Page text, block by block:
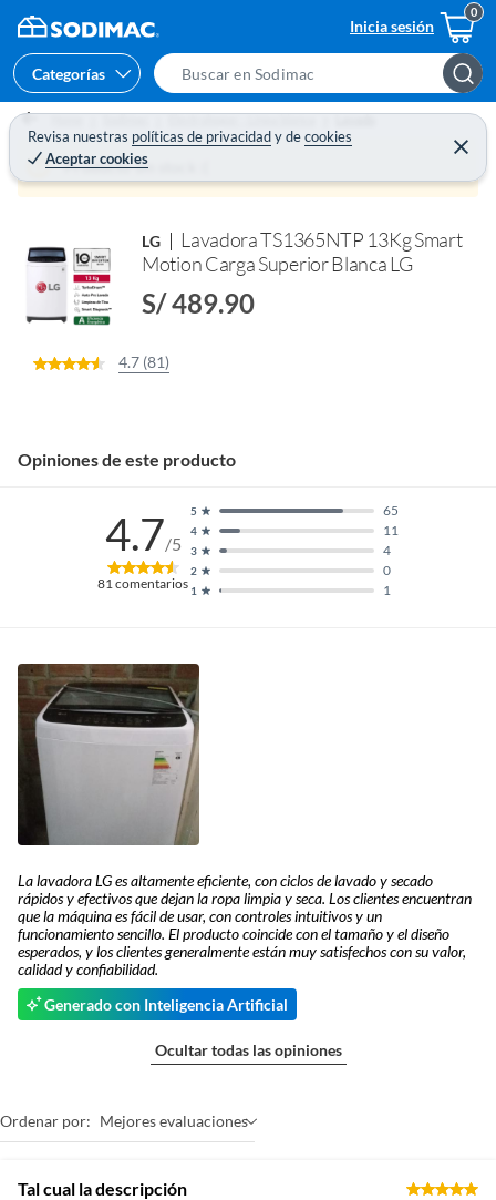
Inicia sesión
Categorías
e
a
c
B
a
Revisa nuestras políticas de privacidadydecookies
Aceptar cookies
C
e
r
Home Sodimac Electrohogar - Línea blanca Lavado
Producto sin stock :(
LG
Lavadora TS1365NTP 13Kg Smart
Motion Carga Superior Blanca LG
S/ 489.90
4.7 (81)
Opiniones de este producto
4.7/5
81comentarios 1 1
2 0
3 4
4 11
5 65
La lavadora LG es altamente eficiente, con ciclos de lavado y secado
rápidos y efectivos que dejan la ropa limpia y seca. Los clientes encuentran
que la máquina es fácil de usar, con controles intuitivos y un
funcionamiento sencillo. El producto coincide con el tamaño y el diseño
esperados, y los clientes generalmente están muy satisfechos con su valor,
calidad y confiabilidad.
Generado con Inteligencia Artificial
Ocultar todas las opiniones
Ordenar por: Mejores evaluaciones
Tal cual la descripción